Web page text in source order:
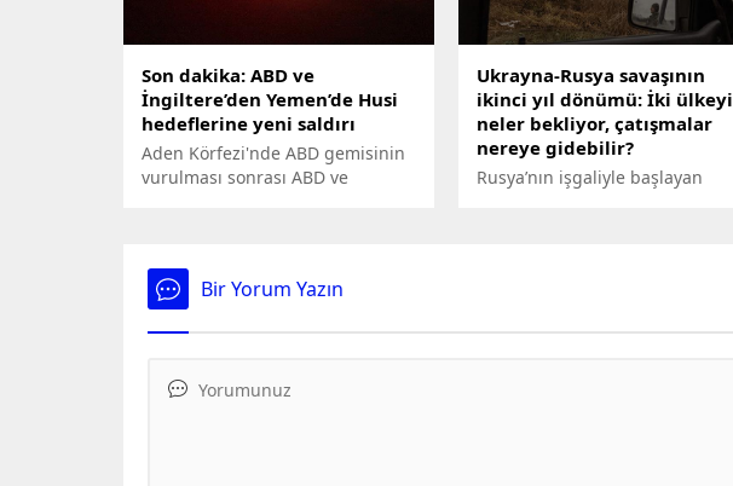
Son dakika: ABD ve
İngiltere’den Yemen’de Husi
hedeflerine yeni saldırı
Aden Körfezi'nde ABD gemisinin
vurulması sonrası ABD ve
Ukrayna-Rusya savaşının
ikinci yıl dönümü: İki ülkeyi
neler bekliyor, çatışmalar
nereye gidebilir?
Rusya’nın işgaliyle başlayan
Bir Yorum Yazın